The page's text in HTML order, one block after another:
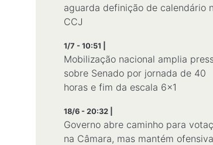
aguarda definição de calendário
CCJ
1/7 - 10:51 |
Mobilização nacional amplia
sobre Senado por jornada de 40
horas e fim da escala 6×1
18/6 - 20:32 |
Governo abre caminho para
na Câmara, mas mantém ofensiva